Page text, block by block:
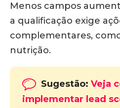
Menos campos
a qualificação exige
complementares,
nutrição.
Sugestão: Veja
implementar lead